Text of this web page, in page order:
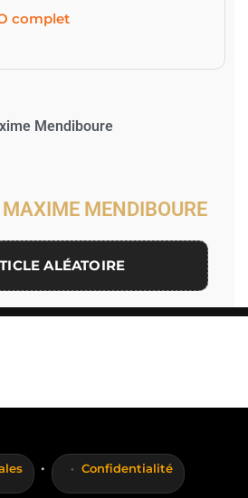
complet
Mendiboure
MENDIBOURE
ALÉATOIRE
· Confidentialité